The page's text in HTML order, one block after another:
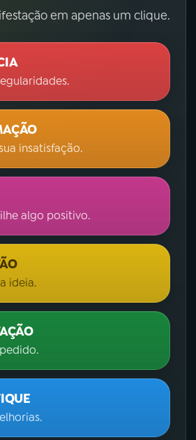
em apenas um clique.
insatisfação.
algo positivo.
ideia.